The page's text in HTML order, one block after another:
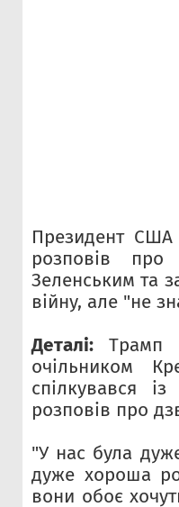
Президент США
розповів
Зеленським та
війну, але "не
Деталі: Трамп
очільником
спілкувався
розповів про
"У нас була
дуже хороша
вони обоє